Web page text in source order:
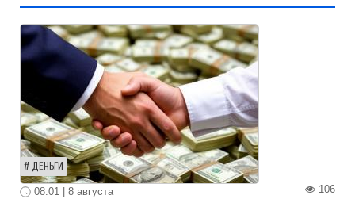
ДЕНЬГИ
106
08:01 | 8 августа